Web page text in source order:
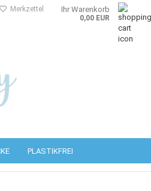
Merkzettel Ihr Warenkorb
0,00 EUR
PLASTIKFREI